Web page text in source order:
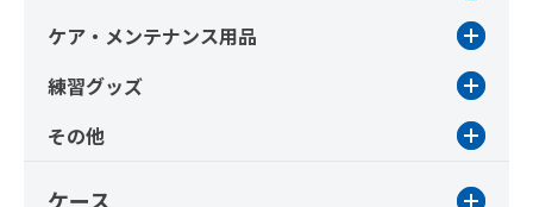
ケア・メンテナンス用品
練習グッズ
その他
ケース